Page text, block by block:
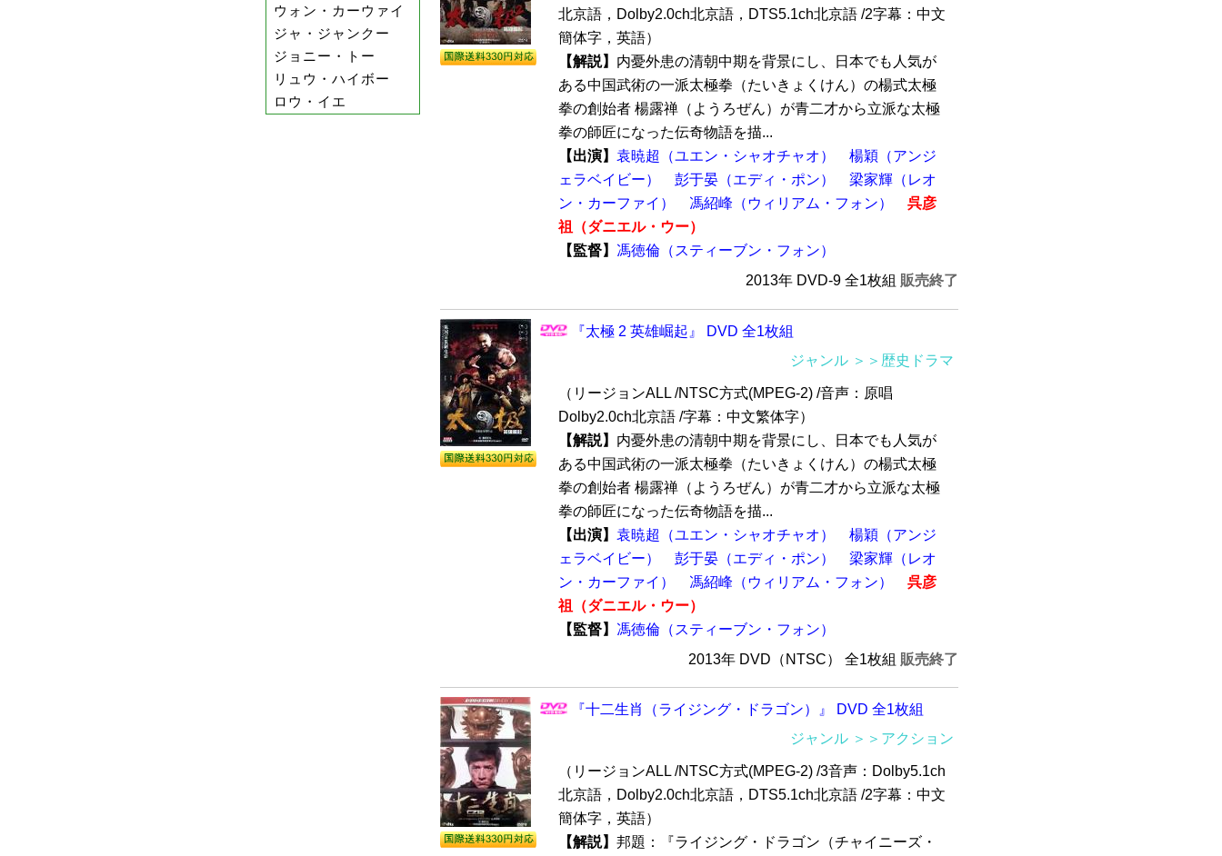
ウォン・カーウァイ
ジャ・ジャンクー
ジョニー・トー
リュウ・ハイボー
ロウ・イエ
北京語，Dolby2.0ch北京語，DTS5.1ch北京語 /2字幕：中文
簡体字，英語）
【解説】 内憂外患の清朝中期を背景にし、日本でも人気が
ある中国武術の一派太極拳（たいきょくけん）の楊式太極
拳の創始者 楊露禅（ようろぜん）が青二才から立派な太極
拳の師匠になった伝奇物語を描...
【出演】 袁暁超（ユエン・シャオチャオ）
楊穎（アンジ
ェラベイビー）
彭于晏（エディ・ポン）
梁家輝（レオ
ン・カーファイ）
馮紹峰（ウィリアム・フォン）
呉彦
祖（ダニエル・ウー）
【監督】 馮徳倫（スティーブン・フォン）
2013年 DVD-9 全1枚組 販売終了
『太極 2 英雄崛起』 DVD 全1枚組
ジャンル ＞＞歴史ドラマ
（リージョンALL /NTSC方式(MPEG-2) /音声：原唱
Dolby2.0ch北京語 /字幕：中文繁体字）
【解説】 内憂外患の清朝中期を背景にし、日本でも人気が
ある中国武術の一派太極拳（たいきょくけん）の楊式太極
拳の創始者 楊露禅（ようろぜん）が青二才から立派な太極
拳の師匠になった伝奇物語を描...
【出演】 袁暁超（ユエン・シャオチャオ）
楊穎（アンジ
ェラベイビー）
彭于晏（エディ・ポン）
梁家輝（レオ
ン・カーファイ）
馮紹峰（ウィリアム・フォン）
呉彦
祖（ダニエル・ウー）
【監督】 馮徳倫（スティーブン・フォン）
2013年 DVD（NTSC） 全1枚組 販売終了
『十二生肖（ライジング・ドラゴン）』 DVD 全1枚組
ジャンル ＞＞アクション
（リージョンALL /NTSC方式(MPEG-2) /3音声：Dolby5.1ch
北京語，Dolby2.0ch北京語，DTS5.1ch北京語 /2字幕：中文
簡体字，英語）
【解説】 邦題：『ライジング・ドラゴン（チャイニーズ・